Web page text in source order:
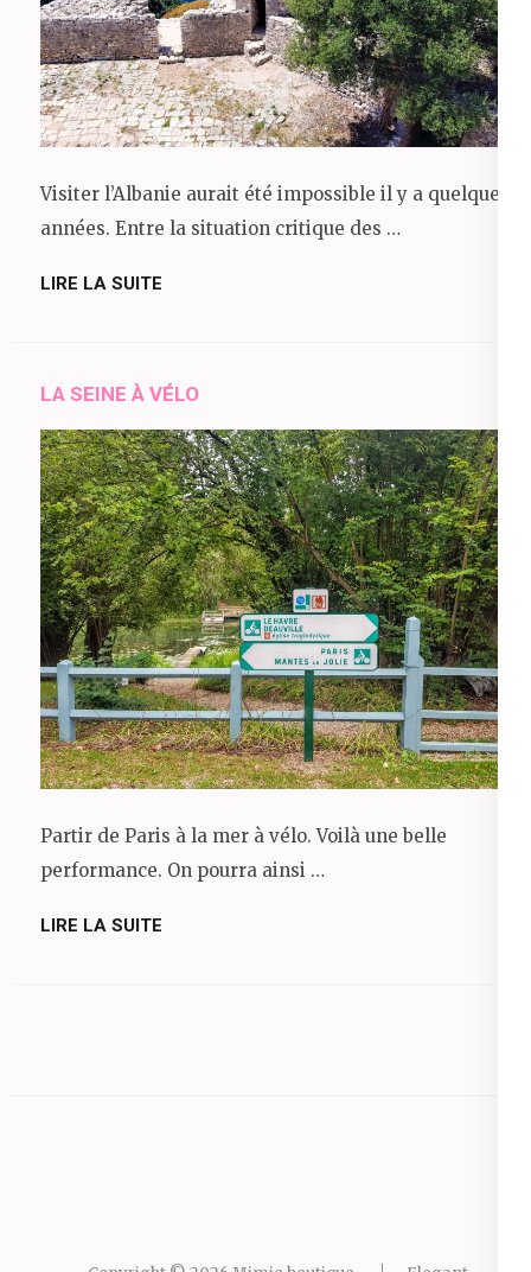
Visiter l’Albanie aurait été impossible il y a quelques
années. Entre la situation critique des …
LIRE LA SUITE
LA SEINE À VÉLO
Partir de Paris à la mer à vélo. Voilà une belle
performance. On pourra ainsi …
LIRE LA SUITE